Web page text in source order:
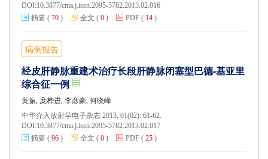
DOI:10.3877/cma.j.issn.2095-5782.2013.02.016
摘要 ( 70 ) 全文 ( 0 ) PDF ( 14 )
病例报告
经皮肝静脉重建术治疗长段肝静脉闭塞型巴德-基亚里
综合征一例
黄振, 庞桦进, 李彦豪, 何晓峰
中华介入放射学电子杂志 2013, 01(02): 61-62.
DOI:10.3877/cma.j.issn.2095-5782.2013.02.017
摘要 ( 96 ) 全文 ( 0 ) PDF ( 25 )